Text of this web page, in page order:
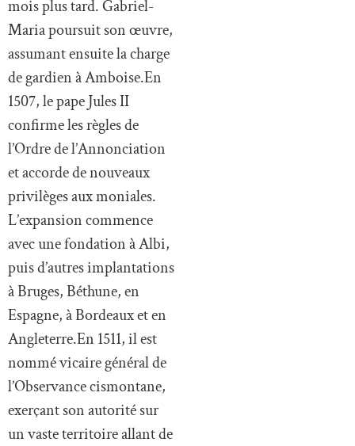
mois plus tard. Gabriel-
Maria poursuit son œuvre,
assumant ensuite la charge
de gardien à Amboise.En
1507, le pape Jules II
confirme les règles de
l’Ordre de l’Annonciation
et accorde de nouveaux
privilèges aux moniales.
L’expansion commence
avec une fondation à Albi,
puis d’autres implantations
à Bruges, Béthune, en
Espagne, à Bordeaux et en
Angleterre.En 1511, il est
nommé vicaire général de
l’Observance cismontane,
exerçant son autorité sur
un vaste territoire allant de